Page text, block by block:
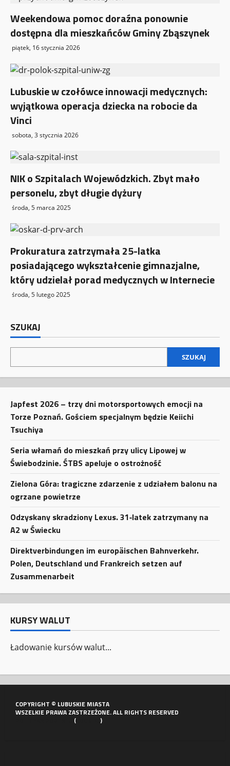
Weekendowa pomoc doraźna ponownie
dostępna dla mieszkańców Gminy Zbąszynek
piątek, 16 stycznia 2026
Lubuskie w czołówce innowacji medycznych:
wyjątkowa operacja dziecka na robocie da
Vinci
sobota, 3 stycznia 2026
NIK o Szpitalach Wojewódzkich. Zbyt mało
personelu, zbyt długie dyżury
środa, 5 marca 2025
Prokuratura zatrzymała 25-latka
posiadającego wykształcenie gimnazjalne,
który udzielał porad medycznych w Internecie
środa, 5 lutego 2025
SZUKAJ
SZUKAJ
Japfest 2026 – trzy dni motorsportowych emocji na
Torze Poznań. Gościem specjalnym będzie Keiichi
Tsuchiya
Seria włamań do mieszkań przy ulicy Lipowej w
Świebodzinie. ŚTBS apeluje o ostrożność
Zielona Góra: tragiczne zdarzenie z udziałem balonu na
ogrzane powietrze
Odzyskany skradziony Lexus. 31‑latek zatrzymany na
A2 w Świecku
Direktverbindungen im europäischen Bahnverkehr.
Polen, Deutschland und Frankreich setzen auf
Zusammenarbeit
KURSY WALUT
Ładowanie kursów walut...
COPYRIGHT © LUBUSKIE MIASTA
WSZELKIE PRAWA ZASTRZEŻONE. ALL RIGHTS RESERVED
( )